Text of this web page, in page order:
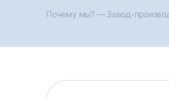
Почему мы? — Завод-